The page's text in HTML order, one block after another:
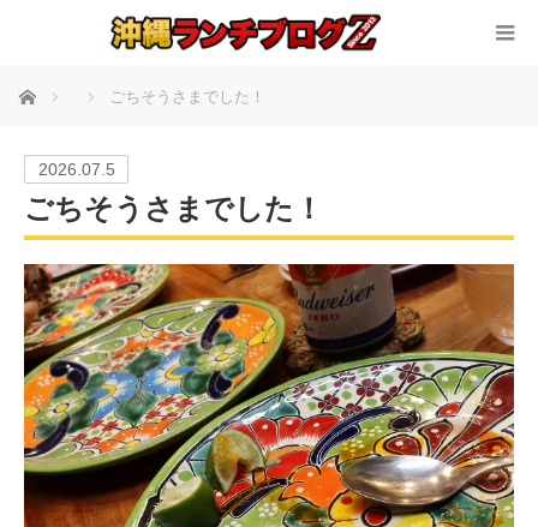
ホーム ごちそうさまでした！
2026.07.5
ごちそうさまでした！